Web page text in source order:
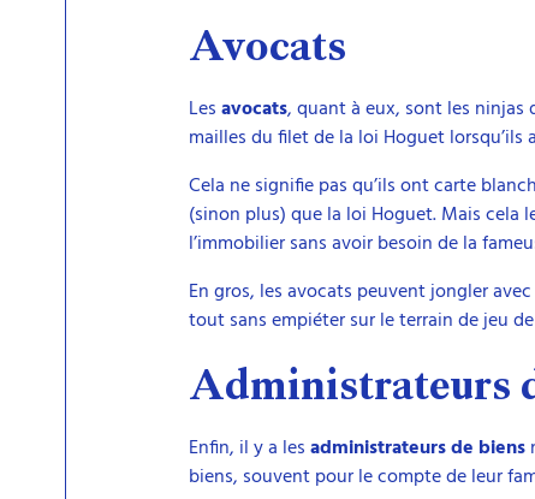
Avocats
Lesavocats, quant à eux, sont les ninjas
mailles du filet de la loi Hoguet
Cela ne signifie pas qu’ils ont carte
(sinon plus) que la loi Hoguet. Mais cela
l’immobilier sans avoir besoin de la
En gros, les avocats peuvent jongler
tout sans empiéter sur le terrain de jeu
Administrateurs
Enfin, il y a lesadministrateurs de biens
biens, souvent pour le compte de leur